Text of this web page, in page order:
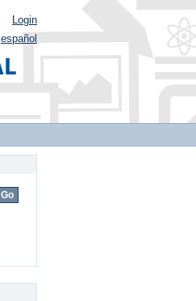
Login
español